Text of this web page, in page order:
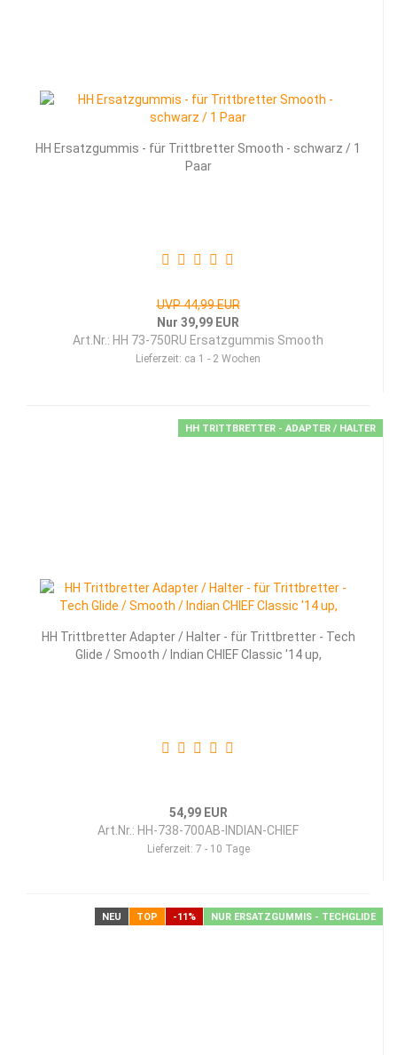
HH Ersatzgummis - für Trittbretter Smooth - schwarz / 1
Paar
UVP 44,99 EUR
Nur 39,99 EUR
Art.Nr.: HH 73-750RU Ersatzgummis Smooth
Lieferzeit: ca 1 - 2 Wochen
HH TRITTBRETTER - ADAPTER / HALTER
HH Trittbretter Adapter / Halter - für Trittbretter - Tech
Glide / Smooth / Indian CHIEF Classic '14 up,
54,99 EUR
Art.Nr.: HH-738-700AB-INDIAN-CHIEF
Lieferzeit: 7 - 10 Tage
NEU TOP -11% NUR ERSATZGUMMIS - TECHGLIDE